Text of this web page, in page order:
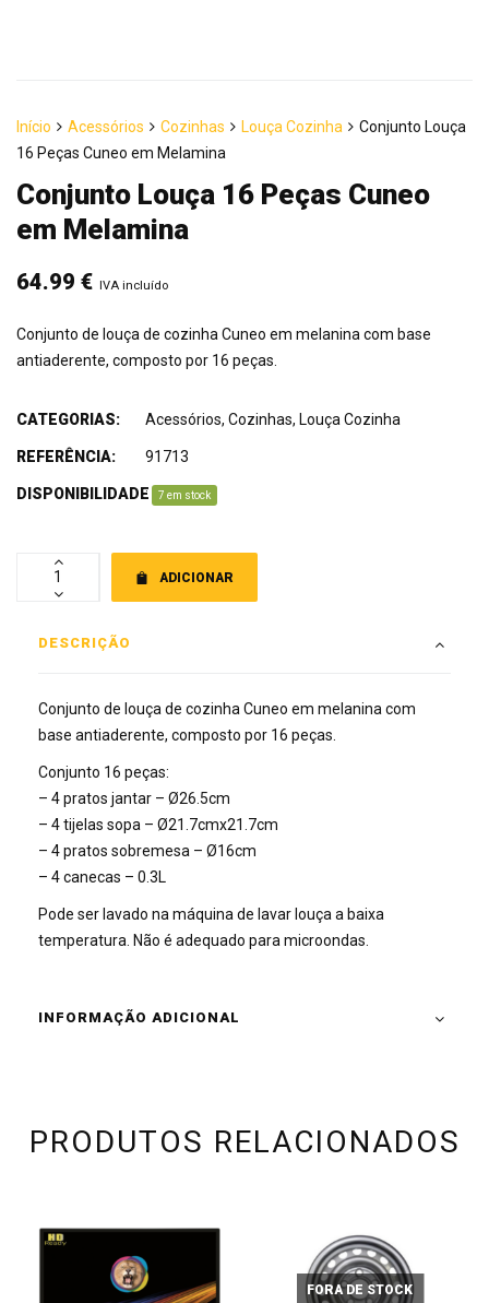
Início Acessórios Cozinhas Louça Cozinha
Conjunto Louça
16 Peças Cuneo em Melamina
Conjunto Louça 16 Peças Cuneo
em Melamina
64.99 € IVA incluído
Conjunto de louça de cozinha Cuneo em melanina com base
antiaderente, composto por 16 peças.
ADICIONAR
CATEGORIAS: Acessórios, Cozinhas, Louça Cozinha
REFERÊNCIA: 91713
DISPONIBILIDADE: 7 em stock
DESCRIÇÃO
Conjunto de louça de cozinha Cuneo em melanina com
base antiaderente, composto por 16 peças.
Conjunto 16 peças:
– 4 pratos jantar – Ø26.5cm
– 4 tijelas sopa – Ø21.7cmx21.7cm
– 4 pratos sobremesa – Ø16cm
– 4 canecas – 0.3L
Pode ser lavado na máquina de lavar louça a baixa
temperatura. Não é adequado para microondas.
INFORMAÇÃO ADICIONAL
PRODUTOS RELACIONADOS
FORA DE STOCK